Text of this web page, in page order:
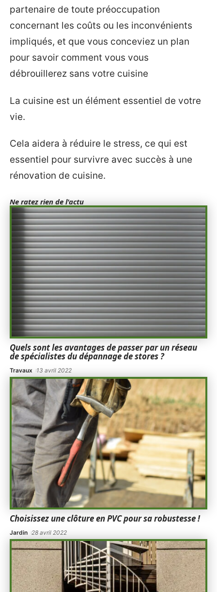
partenaire de toute préoccupation
concernant les coûts ou les inconvénients
impliqués, et que vous conceviez un plan
pour savoir comment vous vous
débrouillerez sans votre cuisine
La cuisine est un élément essentiel de votre
vie.
Cela aidera à réduire le stress, ce qui est
essentiel pour survivre avec succès à une
rénovation de cuisine.
Ne ratez rien de l'actu
Quels sont les avantages de passer par un réseau
de spécialistes du dépannage de stores ?
Travaux 13 avril 2022
Choisissez une clôture en PVC pour sa robustesse !
Jardin 28 avril 2022